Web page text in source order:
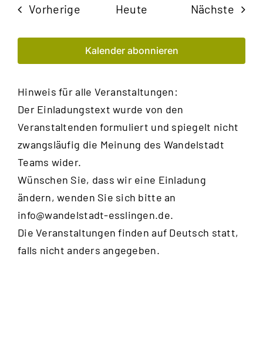
VorherigeVeranstaltungen
Heute Nächste
Kalender abonnieren
Hinweis für alle Veranstaltungen:
Der Einladungstext wurde von den
Veranstaltenden formuliert und spiegelt nicht
zwangsläufig die Meinung des Wandelstadt
Teams wider.
Wünschen Sie, dass wir eine Einladung
ändern, wenden Sie sich bitte an
info@wandelstadt-esslingen.de.
Die Veranstaltungen finden auf Deutsch statt,
falls nicht anders angegeben.